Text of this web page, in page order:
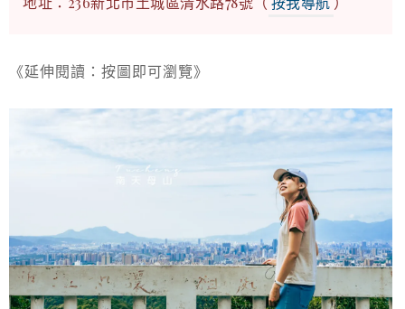
《延伸閱讀：按圖即可瀏覽》